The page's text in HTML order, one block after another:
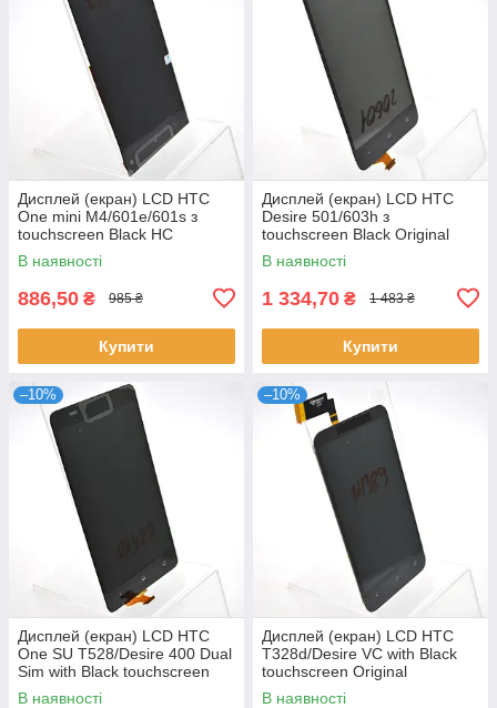
Дисплей (екран) LCD HTC
One mini M4/601e/601s з
touchscreen Black HC
В наявності
886,50 ₴ 985 ₴
Купити
Дисплей (екран) LCD HTC
Desire 501/603h з
touchscreen Black Original
В наявності
1 334,70 ₴ 1 483 ₴
Купити
–10%
Дисплей (екран) LCD HTC
One SU T528/Desire 400 Dual
Sim with Black touchscreen
Original
В наявності
–10%
Дисплей (екран) LCD HTC
T328d/Desire VC with Black
touchscreen Original
В наявності